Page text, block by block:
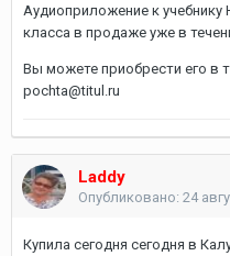
Аудиоприложение к учебнику
класса в продаже уже в
Вы можете приобрести его в
pochta@titul.ru
Laddy
Опубликовано: 24
Купила сегодня сегодня в